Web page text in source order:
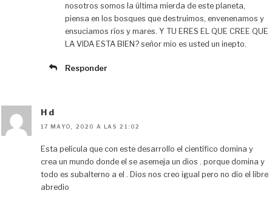
nosotros somos la última mierda de este planeta,
piensa en los bosques que destruimos, envenenamos y
ensuciamos ríos y mares. Y TU ERES EL QUE CREE QUE
LA VIDA ESTA BIEN? señor mio es usted un inepto.
Responder
H d
17 MAYO, 2020 A LAS 21:02
Esta película que con este desarrollo el científico domina y
crea un mundo donde el se asemeja un dios . porque domina y
todo es subalterno a el . Dios nos creo igual pero no dio el libre
abredio